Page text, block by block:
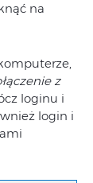
na
z
loginu i
login i